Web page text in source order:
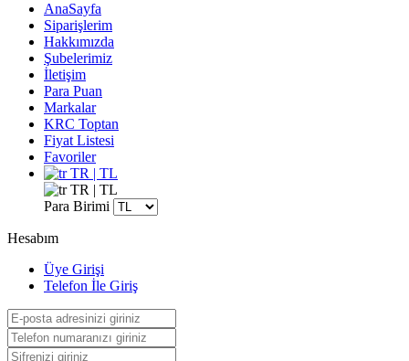
AnaSayfa
Siparişlerim
Hakkımızda
Şubelerimiz
İletişim
Para Puan
Markalar
KRC Toptan
Fiyat Listesi
Favoriler
TR | TL
TR | TL
Para Birimi
Hesabım
Üye Girişi
Telefon İle Giriş